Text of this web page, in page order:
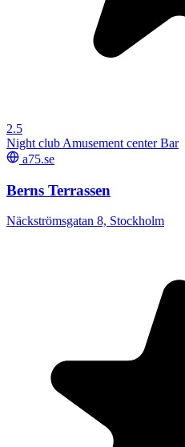
2.5
Night club Amusement centerBar
a75.se
Berns Terrassen
Näckströmsgatan 8, Stockholm